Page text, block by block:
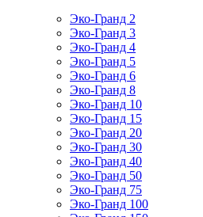
Эко-Гранд 2
Эко-Гранд 3
Эко-Гранд 4
Эко-Гранд 5
Эко-Гранд 6
Эко-Гранд 8
Эко-Гранд 10
Эко-Гранд 15
Эко-Гранд 20
Эко-Гранд 30
Эко-Гранд 40
Эко-Гранд 50
Эко-Гранд 75
Эко-Гранд 100